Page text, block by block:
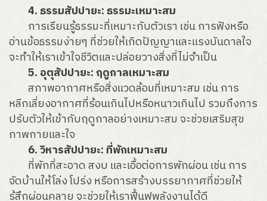
4. ธรรมสัปปายะ: ธรรมะเหมาะสม
การเรียนรู้ธรรมะที่เหมาะกับตัวเรา เช่น การฟังหรือ
อ่านข้อธรรมง่ายๆ ที่ช่วยให้เกิดปัญญาและแรงบันดาลใจ
จะทำให้เราเข้าใจชีวิตและปล่อยวางสิ่งที่ไม่จำเป็น
5. อุตุสัปปายะ: ฤดูกาลเหมาะสม
สภาพอากาศหรือสิ่งแวดล้อมที่เหมาะสม เช่น การ
หลีกเลี่ยงอากาศที่ร้อนเกินไปหรือหนาวเกินไป รวมถึงการ
ปรับตัวให้เข้ากับฤดูกาลอย่างเหมาะสม จะช่วยเสริมสุข
ภาพกายและใจ
6. วิหารสัปปายะ: ที่พักเหมาะสม
ที่พักที่สะอาด สงบ และเอื้อต่อการพักผ่อน เช่น การ
จัดบ้านให้โล่ง โปร่ง หรือการสร้างบรรยากาศที่ช่วยให้
รู้สึกผ่อนคลาย จะช่วยให้เราฟื้นฟูพลังงานได้ดี